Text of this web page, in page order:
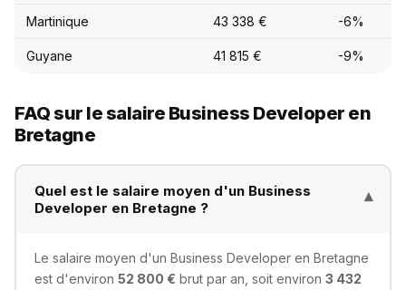
Martinique 43 338 € -6%
Guyane 41 815 € -9%
FAQ sur le salaire Business Developer en
Bretagne
Quel est le salaire moyen d'un Business
Developer en Bretagne ?
▾
Le salaire moyen d'un Business Developer en Bretagne
est d'environ 52 800 € brut par an, soit environ 3 432